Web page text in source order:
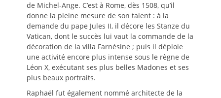
de Michel-Ange. C’est à Rome, dès 1508, qu’il
donne la pleine mesure de son talent : à la
demande du pape Jules II, il décore les Stanze du
Vatican, dont le succès lui vaut la commande de la
décoration de la villa Farnésine ; puis il déploie
une activité encore plus intense sous le règne de
Léon X, exécutant ses plus belles Madones et ses
plus beaux portraits.
Raphaël fut également nommé architecte de la